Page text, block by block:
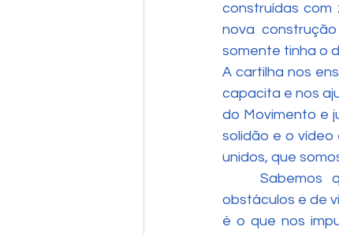
construídas com
nova
somente tinha o
A cartilha nos
capacita e nos
do Movimento e
solidão e o
unidos, que
obstáculos e de
é o que nos